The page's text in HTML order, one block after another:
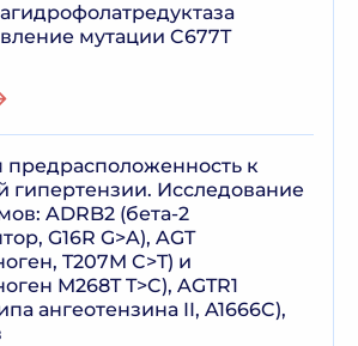
мутации C677T
предрасположенность к
гипертензии. Исследование
ADRB2 (бета-2
G16R G>A), AGT
T207M C>T) и
M268T T>C), AGTR1
ангеотензина II, A1666C),